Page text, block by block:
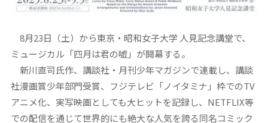
8月23日（土）から東京・昭和女子大学 人見記念講堂で、
ミュージカル「四月は君の嘘」が開幕する。
新川直司氏作、講談社・月刊少年マガジンで連載し、講談
社漫画賞少年部門受賞、フジテレビ「ノイタミナ」枠でのTV
アニメ化、実写映画としても大ヒットを記録し、NETFLIX等
での配信を通じて世界的にも絶大な人気を誇る同名コミック